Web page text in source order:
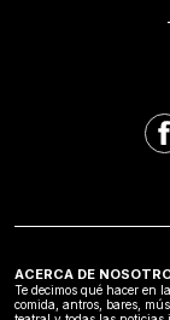
ACERCA DE
Te decimos qué hacer en
comida, antros, bares,